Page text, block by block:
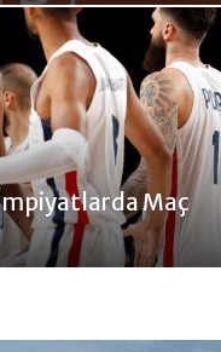
Maç